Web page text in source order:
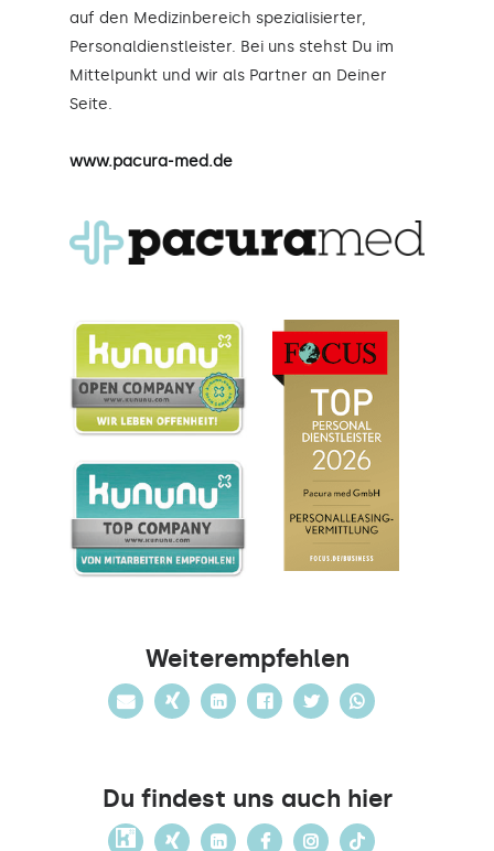
auf den Medizinbereich spezialisierter,
Personaldienstleister. Bei uns stehst Du im
Mittelpunkt und wir als Partner an Deiner
Seite.
www.pacura-med.de
Weiterempfehlen
Du findest uns auch hier